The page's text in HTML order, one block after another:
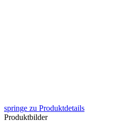
springe zu Produktdetails
Produktbilder